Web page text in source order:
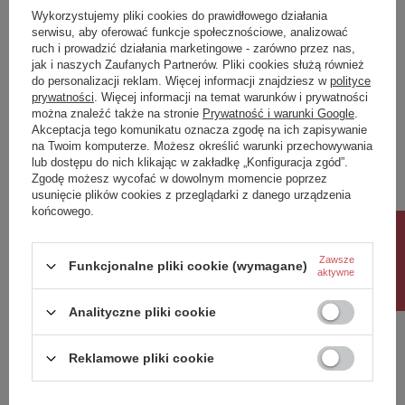
Złoty
Kolor uzupełniający I
Czarny
Źródło światła
Ilość punktów świetlnych
1
Typ źródła światła
E27
Źródła światła
Max moc
25W only LED
Klasa ochronności
najciekawsze pytania i odpowiedzi publikując
dla innych.
Zadaj pytanie
Napisz swoją opinię
Twoja ocena:
5/5
Dodaj własne zdjęcie produktu:
Wykorzystujemy pliki cookies do prawidłowego działania
serwisu, aby oferować funkcje społecznościowe, analizować
ruch i prowadzić działania marketingowe - zarówno przez nas,
jak i naszych Zaufanych Partnerów. Pliki cookies służą również
do personalizacji reklam. Więcej informacji znajdziesz w polityce
prywatności . Więcej informacji na temat warunków i prywatności
można znaleźć także na stronie Prywatność i warunki Google
Akceptacja tego komunikatu oznacza zgodę na ich zapisywanie
na Twoim komputerze. Możesz określić warunki przechowywania
lub dostępu do nich klikając w zakładkę „Konfiguracja zgód”.
Zgodę możesz wycofać w dowolnym momencie poprzez
usunięcie plików cookies z przeglądarki z danego urządzenia
końcowego.
Funkcjonalne pliki cookie (wymagane)
Zawsze
aktywne
Analityczne pliki cookie
Reklamowe pliki cookie